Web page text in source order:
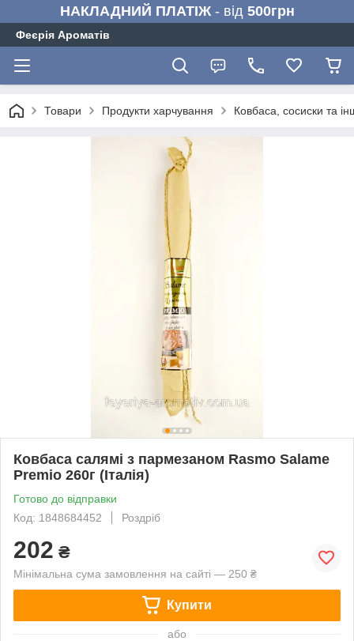
НАКЛАДНИЙ ПЛАТІЖ- від 500грн
Феєрія Ароматів
Товари Продукти харчування Ковбаса, сосиски та
Ковбаса салямі з пармезаном Rasmo Salame
Premio 260г (Італія)
Готово до відправки
Код: 1848684452
Роздріб
202 ₴
Мінімальна сума замовлення на сайті — 250 ₴
Купити
або